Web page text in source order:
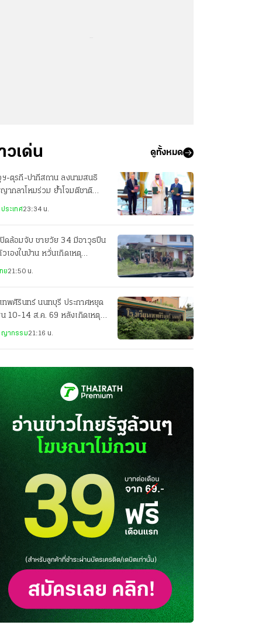
วเด่น ดูทั้งหมด
ฯ-ตุรกี-ปากีสถาน ลงนามสนธิ
ากลาโหมร่วม ย้ำโจมตีชาติ
เท่ากับโจมตีทั้ง 3 ประเทศ
ระเทศ23:34 น.
ดล้อมจับ ชายวัย 34 มีอาวุธปืน
วเองในบ้าน หวั่นเกิดเหตุ
ย21:50 น.
ทพศิรินทร์ นนทบุรี ประกาศหยุด
น 10-14 ส.ค. 69 หลังเกิดเหตุก
ญากรรม21:16 น.